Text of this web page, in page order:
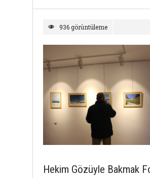
936 görüntüleme
Hekim Gözüyle Bakmak